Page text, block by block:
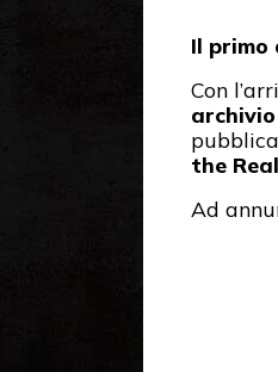
Il primo
Con
the
Ad